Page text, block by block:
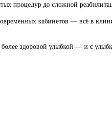
процедур до сложной
кабинетов — всё в
здоровой улыбкой — и с